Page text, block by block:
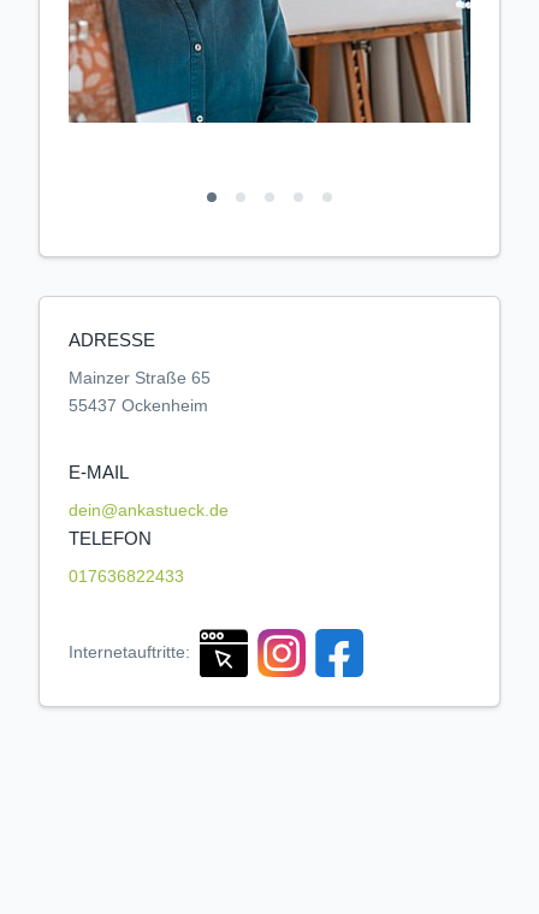
ADRESSE
Mainzer Straße 65
55437 Ockenheim
E-MAIL
dein@ankastueck.de
TELEFON
017636822433
Internetauftritte: